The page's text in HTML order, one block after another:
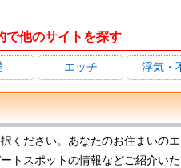
で他のサイトを探す
エッチ 浮気・
ください。あなたのお住まいの
トスポットの情報などご紹介いた